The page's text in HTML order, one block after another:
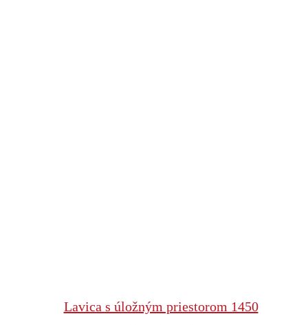
Lavica s úložným priestorom 1450